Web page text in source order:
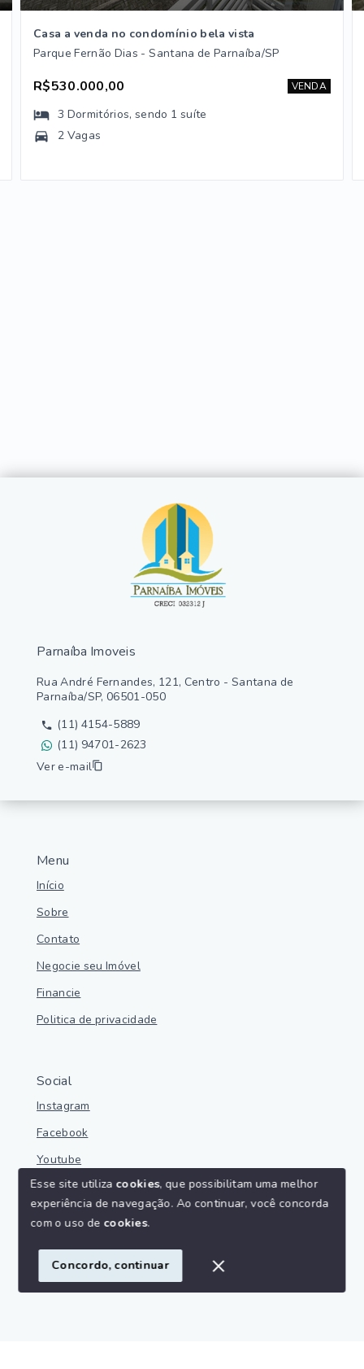
Casa a venda no condomínio bela vista
Parque Fernão Dias - Santana de Parnaíba/SP
R$530.000,00 VENDA
3 Dormitórios, sendo 1 suíte
2 Vagas
Menu
Início
Sobre
Contato
Negocie seu Imóvel
Financie
Politica de privacidade
Social
Instagram
Facebook
Youtube
© Copyright 2026 - Parnaíba Imoveis - Todos os direitos
SITE PARA IMOBILIARIA
Parnaíba Imoveis
Rua André Fernandes, 121, Centro - Santana de
Parnaíba/SP, 06501-050
(11) 4154-5889
(11) 94701-2623
Ver e-mail
Esse site utiliza cookies, que possibilitam uma melhor
experiência de navegação. Ao continuar, você concorda
com o uso de cookies.
Concordo, continuar